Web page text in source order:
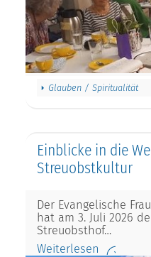
Glauben / Spiritualität
Einblicke in die
Streuobstkultur
Der Evangelische
hat am 3. Juli 2026
Streuobsthof…
Weiterlesen